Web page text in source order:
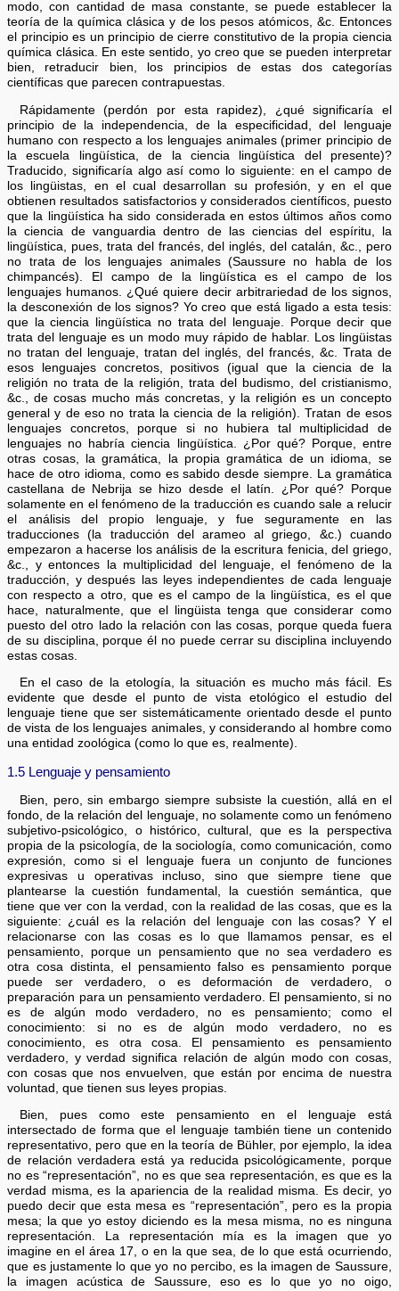
modo, con cantidad de masa constante, se puede establecer la
teoría de la química clásica y de los pesos atómicos, &c. Entonces
el principio es un principio de cierre constitutivo de la propia ciencia
química clásica. En este sentido, yo creo que se pueden interpretar
bien, retraducir bien, los principios de estas dos categorías
científicas que parecen contrapuestas.
Rápidamente (perdón por esta rapidez), ¿qué significaría el
principio de la independencia, de la especificidad, del lenguaje
humano con respecto a los lenguajes animales (primer principio de
la escuela lingüística, de la ciencia lingüística del presente)?
Traducido, significaría algo así como lo siguiente: en el campo de
los lingüistas, en el cual desarrollan su profesión, y en el que
obtienen resultados satisfactorios y considerados científicos, puesto
que la lingüística ha sido considerada en estos últimos años como
la ciencia de vanguardia dentro de las ciencias del espíritu, la
lingüística, pues, trata del francés, del inglés, del catalán, &c., pero
no trata de los lenguajes animales (Saussure no habla de los
chimpancés). El campo de la lingüística es el campo de los
lenguajes humanos. ¿Qué quiere decir arbitrariedad de los signos,
la desconexión de los signos? Yo creo que está ligado a esta tesis:
que la ciencia lingüística no trata del lenguaje. Porque decir que
trata del lenguaje es un modo muy rápido de hablar. Los lingüistas
no tratan del lenguaje, tratan del inglés, del francés, &c. Trata de
esos lenguajes concretos, positivos (igual que la ciencia de la
religión no trata de la religión, trata del budismo, del cristianismo,
&c., de cosas mucho más concretas, y la religión es un concepto
general y de eso no trata la ciencia de la religión). Tratan de esos
lenguajes concretos, porque si no hubiera tal multiplicidad de
lenguajes no habría ciencia lingüística. ¿Por qué? Porque, entre
otras cosas, la gramática, la propia gramática de un idioma, se
hace de otro idioma, como es sabido desde siempre. La gramática
castellana de Nebrija se hizo desde el latín. ¿Por qué? Porque
solamente en el fenómeno de la traducción es cuando sale a relucir
el análisis del propio lenguaje, y fue seguramente en las
traducciones (la traducción del arameo al griego, &c.) cuando
empezaron a hacerse los análisis de la escritura fenicia, del griego,
&c., y entonces la multiplicidad del lenguaje, el fenómeno de la
traducción, y después las leyes independientes de cada lenguaje
con respecto a otro, que es el campo de la lingüística, es el que
hace, naturalmente, que el lingüista tenga que considerar como
puesto del otro lado la relación con las cosas, porque queda fuera
de su disciplina, porque él no puede cerrar su disciplina incluyendo
estas cosas.
En el caso de la etología, la situación es mucho más fácil. Es
evidente que desde el punto de vista etológico el estudio del
lenguaje tiene que ser sistemáticamente orientado desde el punto
de vista de los lenguajes animales, y considerando al hombre como
una entidad zoológica (como lo que es, realmente).
1.5 Lenguaje y pensamiento
Bien, pero, sin embargo siempre subsiste la cuestión, allá en el
fondo, de la relación del lenguaje, no solamente como un fenómeno
subjetivo-psicológico, o histórico, cultural, que es la perspectiva
propia de la psicología, de la sociología, como comunicación, como
expresión, como si el lenguaje fuera un conjunto de funciones
expresivas u operativas incluso, sino que siempre tiene que
plantearse la cuestión fundamental, la cuestión semántica, que
tiene que ver con la verdad, con la realidad de las cosas, que es la
siguiente: ¿cuál es la relación del lenguaje con las cosas? Y el
relacionarse con las cosas es lo que llamamos pensar, es el
pensamiento, porque un pensamiento que no sea verdadero es
otra cosa distinta, el pensamiento falso es pensamiento porque
puede ser verdadero, o es deformación de verdadero, o
preparación para un pensamiento verdadero. El pensamiento, si no
es de algún modo verdadero, no es pensamiento; como el
conocimiento: si no es de algún modo verdadero, no es
conocimiento, es otra cosa. El pensamiento es pensamiento
verdadero, y verdad significa relación de algún modo con cosas,
con cosas que nos envuelven, que están por encima de nuestra
voluntad, que tienen sus leyes propias.
Bien, pues como este pensamiento en el lenguaje está
intersectado de forma que el lenguaje también tiene un contenido
representativo, pero que en la teoría de Bühler, por ejemplo, la idea
de relación verdadera está ya reducida psicológicamente, porque
no es “representación”, no es que sea representación, es que es la
verdad misma, es la apariencia de la realidad misma. Es decir, yo
puedo decir que esta mesa es “representación”, pero es la propia
mesa; la que yo estoy diciendo es la mesa misma, no es ninguna
representación. La representación mía es la imagen que yo
imagine en el área 17, o en la que sea, de lo que está ocurriendo,
que es justamente lo que yo no percibo, es la imagen de Saussure,
la imagen acústica de Saussure, eso es lo que yo no oigo,